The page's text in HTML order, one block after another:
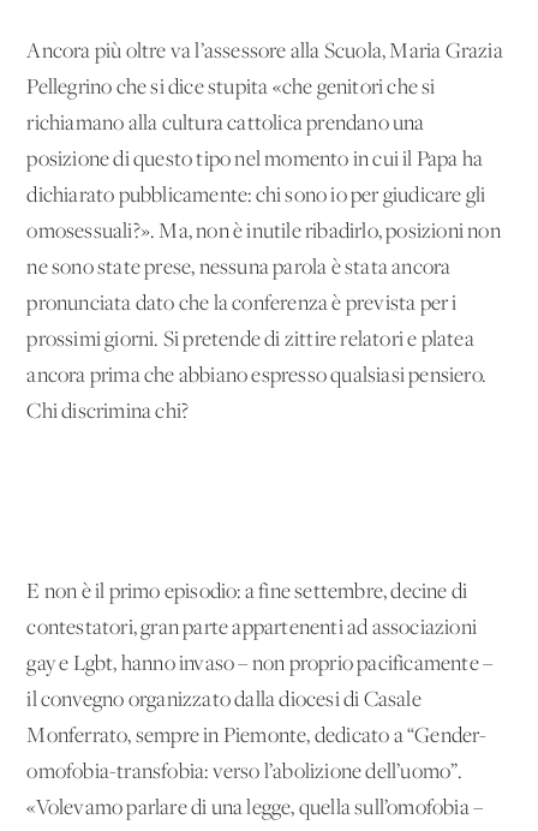
Ancora più oltre va l’assessore alla Scuola, Maria Grazia
Pellegrino che si dice stupita «che genitori che si
richiamano alla cultura cattolica prendano una
posizione di questo tipo nel momento in cui il Papa ha
dichiarato pubblicamente: chi sono io per giudicare gli
omosessuali?». Ma, non è inutile ribadirlo, posizioni non
ne sono state prese, nessuna parola è stata ancora
pronunciata dato che la conferenza è prevista per i
prossimi giorni. Si pretende di zittire relatori e platea
ancora prima che abbiano espresso qualsiasi pensiero.
Chi discrimina chi?
E non è il primo episodio: a fine settembre, decine di
contestatori, gran parte appartenenti ad associazioni
gay e Lgbt, hanno invaso – non proprio pacificamente –
il convegno organizzato dalla diocesi di Casale
Monferrato, sempre in Piemonte, dedicato a “Gender-
omofobia-transfobia: verso l’abolizione dell’uomo”.
«Volevamo parlare di una legge, quella sull’omofobia –